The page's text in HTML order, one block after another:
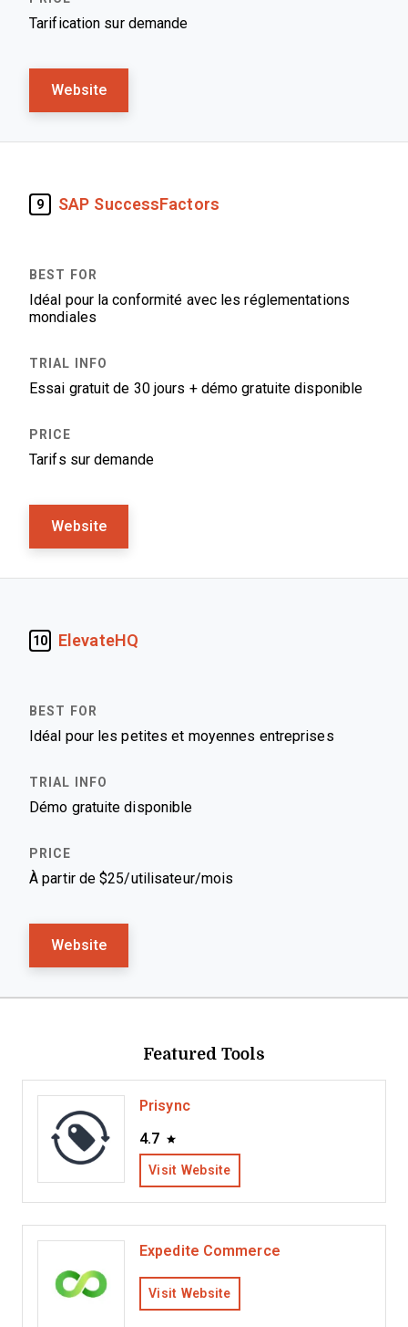
Tarification sur demande
Website
9 SAP SuccessFactors
Idéal pour la conformité avec les réglementations
mondiales
Essai gratuit de 30 jours + démo gratuite disponible
Tarifs sur demande
Website
10 ElevateHQ
Idéal pour les petites et moyennes entreprises
Démo gratuite disponible
À partir de $25/utilisateur/mois
Website
Featured Tools
Prisync
4.7
Visit Website
Expedite Commerce
Visit Website